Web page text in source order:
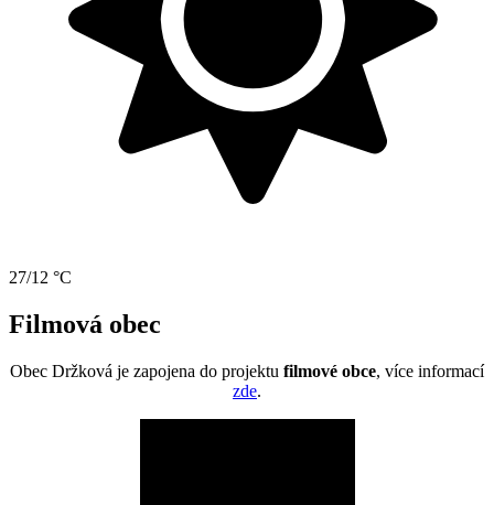
27/12 °C
Filmová obec
Obec Držková je zapojena do projektu filmové obce, více informací
zde.